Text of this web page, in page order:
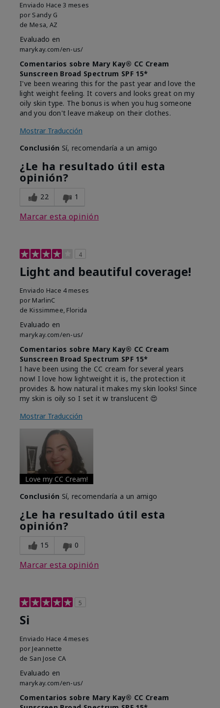
Enviado Hace 3 meses
por Sandy G
de Mesa, AZ
Evaluado en
marykay.com/en-us/
Comentarios sobre Mary Kay® CC Cream
Sunscreen Broad Spectrum SPF 15*
I've been wearing this for the past year and love the
light weight feeling. It covers and looks great on my
oily skin type. The bonus is when you hug someone
and you don't leave makeup on their clothes.
Mostrar Traducción
Conclusión Sí, recomendaría a un amigo
¿Le ha resultado útil esta
opinión?
22 1
Marcar esta opinión
4
Light and beautiful coverage!
Enviado Hace 4 meses
por MarlinC
de Kissimmee, Florida
Evaluado en
marykay.com/en-us/
Comentarios sobre Mary Kay® CC Cream
Sunscreen Broad Spectrum SPF 15*
I have been using the CC cream for several years
now! I love how lightweight it is, the protection it
provides & how natural it makes my skin looks! Since
my skin is oily so I set it w translucent 😍
Mostrar Traducción
Love my CC Cream!
Conclusión Sí, recomendaría a un amigo
¿Le ha resultado útil esta
opinión?
15 0
Marcar esta opinión
5
Si
Enviado Hace 4 meses
por Jeannette
de San Jose CA
Evaluado en
marykay.com/en-us/
Comentarios sobre Mary Kay® CC Cream